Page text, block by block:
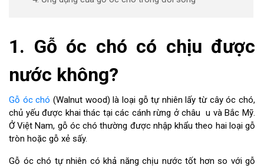
1. Gỗ óc chó có chịu được
nước không?
Gỗ óc chó (Walnut wood) là loại gỗ tự nhiên lấy từ cây óc chó,
chủ yếu được khai thác tại các cánh rừng ở châu u và Bắc Mỹ.
Ở Việt Nam, gỗ óc chó thường được nhập khẩu theo hai loại gỗ
tròn hoặc gỗ xẻ sấy.
Gỗ óc chó tự nhiên có khả năng chịu nước tốt hơn so với gỗ